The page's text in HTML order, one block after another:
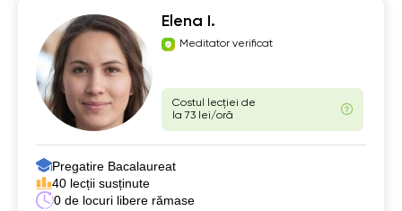
Elena I.
Meditator verificat
Costul lecției de
la 73 lei/oră
Pregatire Bacalaureat
40 lecții susținute
0 de locuri libere rămase